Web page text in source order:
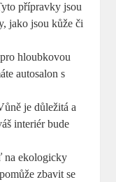
přípravky jsou
jako jsou kůže či
hloubkovou
autosalon s
je důležitá a
interiér bude
na ekologicky
zbavit se